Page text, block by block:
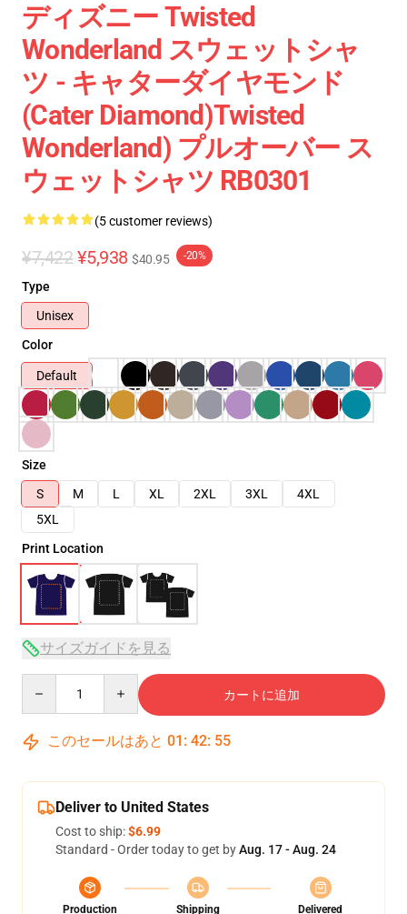
ディズニー Twisted
Wonderland スウェットシャ
ツ - キャターダイヤモンド
(Cater Diamond)Twisted
Wonderland) プルオーバー ス
ウェットシャツ RB0301
(5 customer reviews)
¥7,422 ¥5,938 $40.95 -20%
Type
Unisex
Color
Default
Size
S
M L XL 2XL 3XL
4XL
5XL
Print Location
サイズガイドを見る
カートに追加
このセールはあと 01 : 42: 54
Deliver to United States
Cost to ship:$6.99
Standard - Order today to get byAug. 17 - Aug. 24
Production
Shipping
Delivered